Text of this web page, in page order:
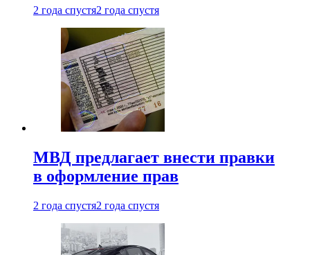
2 года спустя2 года спустя
МВД предлагает внести правки
в оформление прав
2 года спустя2 года спустя